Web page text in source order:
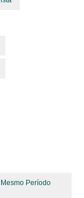
Período